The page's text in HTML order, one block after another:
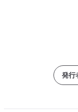
発行